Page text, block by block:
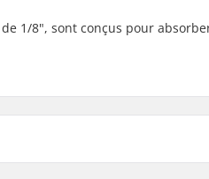
1/8", sont conçus pour